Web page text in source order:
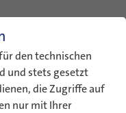
den technischen
und stets gesetzt
die Zugriffe auf
nur mit Ihrer
Anderen